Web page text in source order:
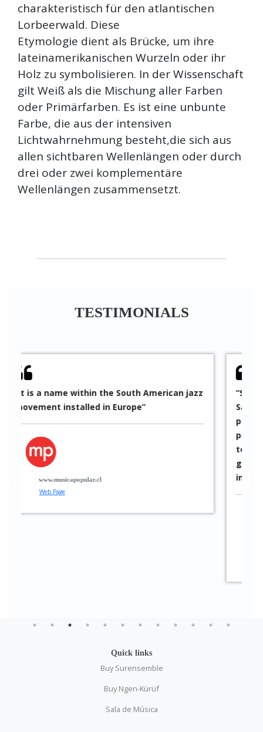
charakteristisch für den atlantischen
Lorbeerwald. Diese
Etymologie dient als Brücke, um ihre
lateinamerikanischen Wurzeln oder ihr
Holz zu symbolisieren. In der Wissenschaft
gilt Weiß als die Mischung aller Farben
oder Primärfarben. Es ist eine unbunte
Farbe, die aus der intensiven
Lichtwahrnehmung besteht,die sich aus
allen sichtbaren Wellenlängen oder durch
drei oder zwei komplementäre
Wellenlängen zusammensetzt.
TESTIMONIALS
jazz
“Since 2010 I have been impressed by Pablo
Sáez’s work in every collaboration, I have
participated several times in many of his
projects. His artistic quality has always led
to excellent results, as well as being able
get through professional planning and
implementation”
Quick links
Buy Surensemble
Buy Ngen-Kürüf
Sala de Música